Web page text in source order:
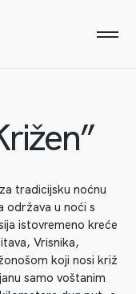
tradicijsku noćnu
održava u noći s
istovremeno kreće
Vrisnika,
koji nosi križ
samo voštanim